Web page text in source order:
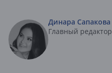
Динара Сапакова
Главный редактор